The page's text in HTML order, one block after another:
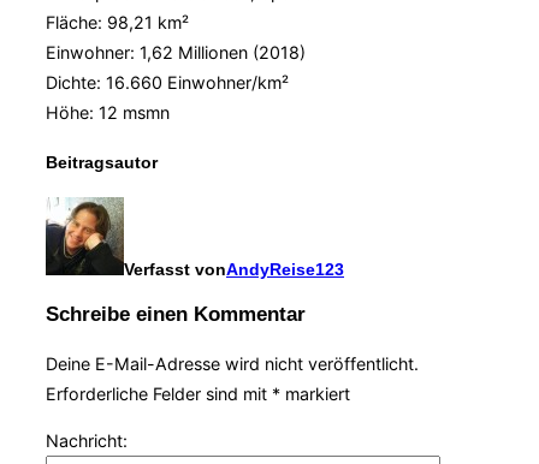
Fläche: 98,21 km²
Einwohner: 1,62 Millionen (2018)
Dichte: 16.660 Einwohner/km²
Höhe: 12 msmn
Beitragsautor
Verfasst vonAndyReise123
Schreibe einen Kommentar
Deine E-Mail-Adresse wird nicht veröffentlicht.
Erforderliche Felder sind mit * markiert
Nachricht: